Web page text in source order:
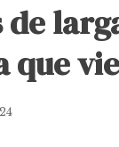
de
que